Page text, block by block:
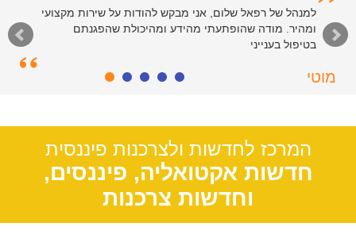
למנהל של רפאל שלום, אני מבקש להודות על שירות מקצועי
ומהיר. מודה שהופתעתי מהידע ומהיכולת שהפגנתם
בטיפול בענייני
מוטי
33
המרכז לחדשות ולצרכנות פיננסית
חדשות אקטואליה, פיננסים,
וחדשות צרכנות